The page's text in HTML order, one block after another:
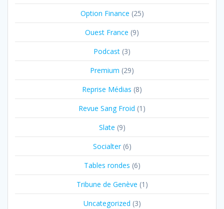
Option Finance (25)
Ouest France (9)
Podcast (3)
Premium (29)
Reprise Médias (8)
Revue Sang Froid (1)
Slate (9)
Socialter(6)
Tables rondes (6)
Tribune de Genève (1)
Uncategorized (3)